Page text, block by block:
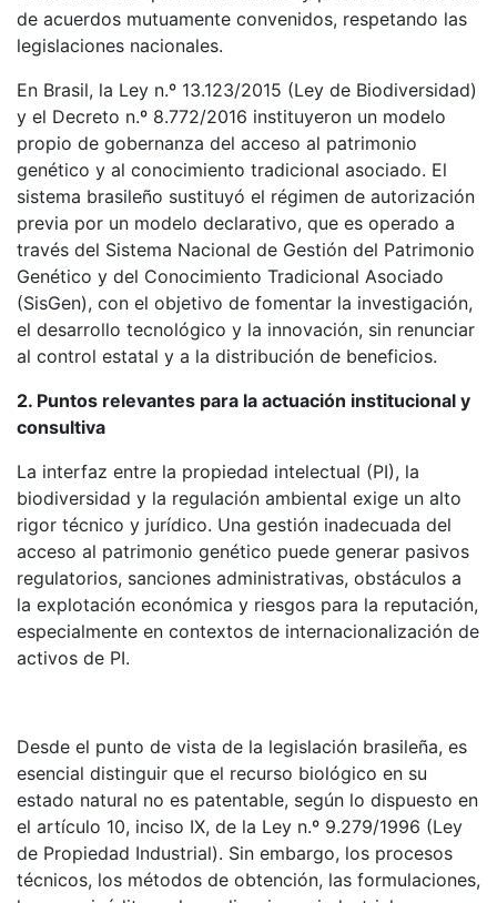
de acuerdos mutuamente convenidos, respetando las
legislaciones nacionales.
En Brasil, la Ley n.º 13.123/2015 (Ley de Biodiversidad)
y el Decreto n.º 8.772/2016 instituyeron un modelo
propio de gobernanza del acceso al patrimonio
genético y al conocimiento tradicional asociado. El
sistema brasileño sustituyó el régimen de autorización
previa por un modelo declarativo, que es operado a
través del Sistema Nacional de Gestión del Patrimonio
Genético y del Conocimiento Tradicional Asociado
(SisGen), con el objetivo de fomentar la investigación,
el desarrollo tecnológico y la innovación, sin renunciar
al control estatal y a la distribución de beneficios.
2. Puntos relevantes para la actuación institucional y
consultiva
La interfaz entre la propiedad intelectual (PI), la
biodiversidad y la regulación ambiental exige un alto
rigor técnico y jurídico. Una gestión inadecuada del
acceso al patrimonio genético puede generar pasivos
regulatorios, sanciones administrativas, obstáculos a
la explotación económica y riesgos para la reputación,
especialmente en contextos de internacionalización de
activos de PI.
Desde el punto de vista de la legislación brasileña, es
esencial distinguir que el recurso biológico en su
estado natural no es patentable, según lo dispuesto en
el artículo 10, inciso IX, de la Ley n.º 9.279/1996 (Ley
de Propiedad Industrial). Sin embargo, los procesos
técnicos, los métodos de obtención, las formulaciones,